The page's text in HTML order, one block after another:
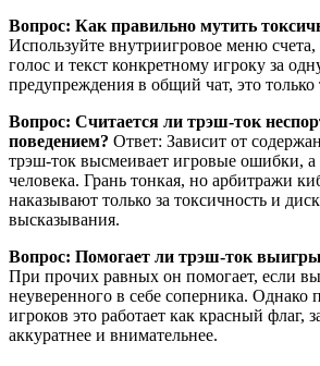
Вопрос: Как правильно мутить
Используйте внутриигровое меню
голос и текст конкретному игроку за
предупреждения в общий чат, это только
Вопрос: Считается ли трэш-ток
поведением? Ответ: Зависит от
трэш-ток высмеивает игровые ошибки, а
человека. Грань тонкая, но арбитражи
наказывают только за токсичность и
высказывания.
Вопрос: Помогает ли трэш-ток
При прочих равных он помогает, если
неуверенного в себе соперника.
игроков это работает как красный флаг,
аккуратнее и внимательнее.